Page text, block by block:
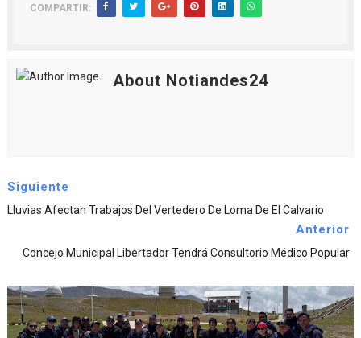
COMPARTIR:
About Notiandes24
Siguiente
Lluvias Afectan Trabajos Del Vertedero De Loma De El Calvario
Anterior
Concejo Municipal Libertador Tendrá Consultorio Médico Popular